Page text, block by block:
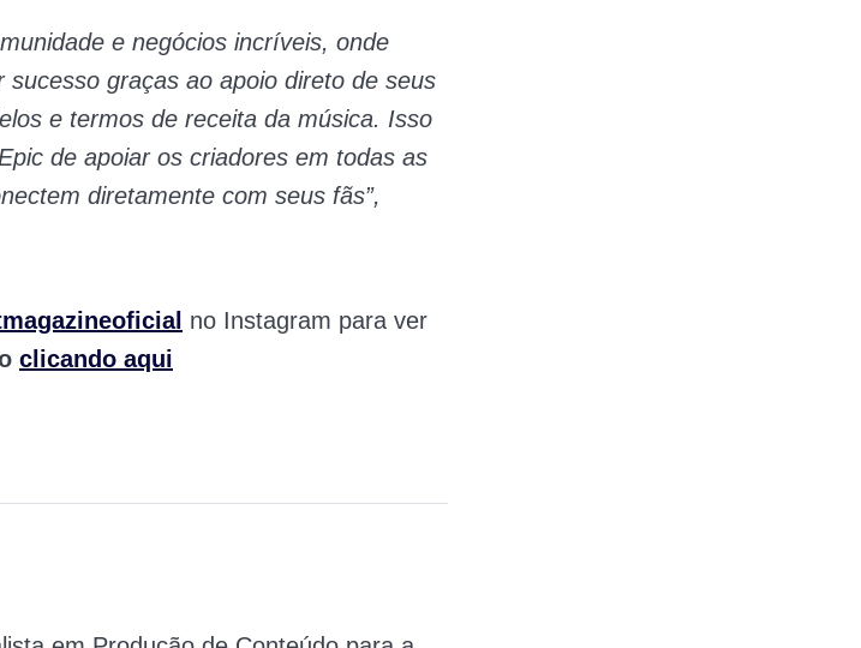
e negócios incríveis, onde
graças ao apoio direto de seus
e termos de receita da música. Isso
de apoiar os criadores em todas as
diretamente com seus fãs”,
no Instagram para ver
clicando aqui